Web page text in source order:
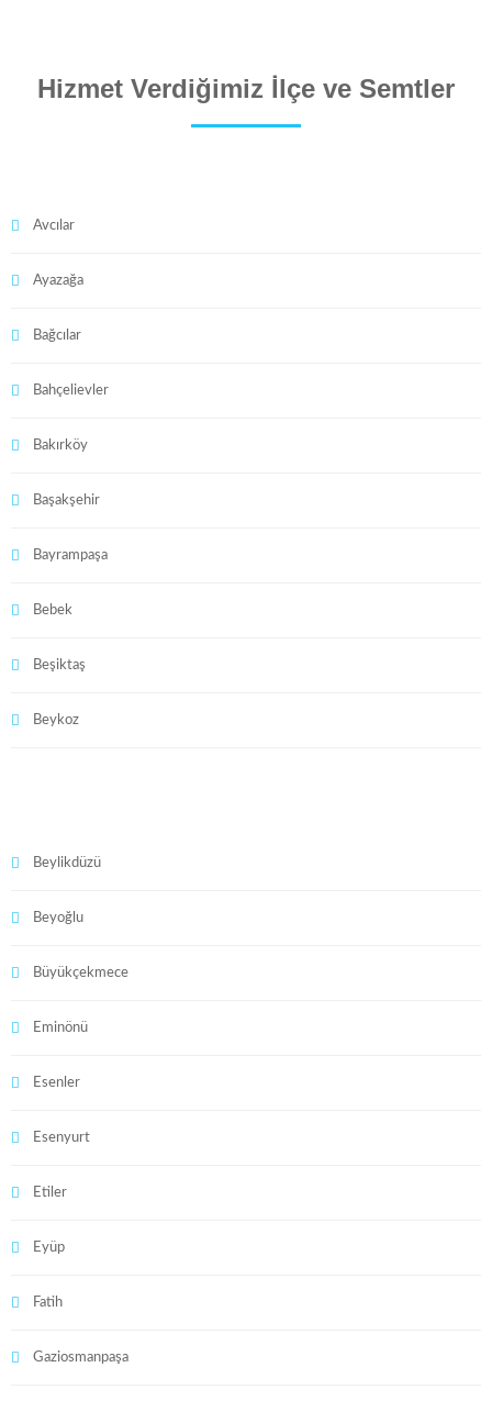
Hizmet Verdiğimiz İlçe ve Semtler
Avcılar
Ayazağa
Bağcılar
Bahçelievler
Bakırköy
Başakşehir
Bayrampaşa
Bebek
Beşiktaş
Beykoz
Beylikdüzü
Beyoğlu
Büyükçekmece
Eminönü
Esenler
Esenyurt
Etiler
Eyüp
Fatih
Gaziosmanpaşa